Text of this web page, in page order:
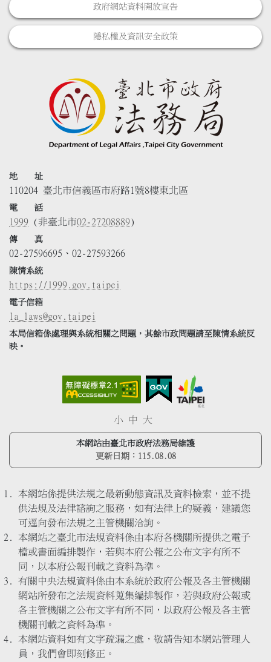
政府網站資料開放宣告
隱私權及資訊安全政策
地 址
110204 臺北市信義區市府路1號8樓東北區
電 話
1999 (非臺北市02-27208889)
傳 真
02-27596695、02-27593266
陳情系統
https://1999.gov.taipei
電子信箱
la_laws@gov.taipei
本局信箱係處理與系統相關之問題，其餘市政問題請至陳情系統反
映。
小 中 大
本網站由臺北市政府法務局維護
更新日期： 115.08.08
本網站係提供法規之最新動態資訊及資料檢索，並不提
供法規及法律諮詢之服務，如有法律上的疑義，建議您
可逕向發布法規之主管機關洽詢。
本網站之臺北市法規資料係由本府各機關所提供之電子
檔或書面編排製作，若與本府公報之公布文字有所不
同，以本府公報刊載之資料為準。
有關中央法規資料係由本系統於政府公報及各主管機關
網站所發布之法規資料蒐集編排製作，若與政府公報或
各主管機關之公布文字有所不同，以政府公報及各主管
機關刊載之資料為準。
本網站資料如有文字疏漏之處，敬請告知本網站管理人
員，我們會即刻修正。